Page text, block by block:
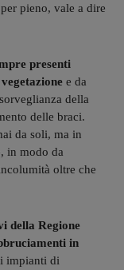
pieno, vale a dire
presenti
e da
della
delle braci.
da soli, ma in
in modo da
oltre che
della Regione
in
impianti di